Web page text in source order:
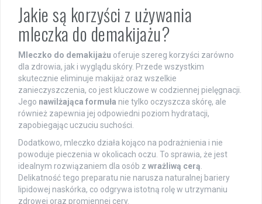
Jakie są korzyści z używania
mleczka do demakijażu?
Mleczko do demakijażu oferuje szereg korzyści zarówno
dla zdrowia, jak i wyglądu skóry. Przede wszystkim
skutecznie eliminuje makijaż oraz wszelkie
zanieczyszczenia, co jest kluczowe w codziennej pielęgnacji.
Jego nawilżająca formuła nie tylko oczyszcza skórę, ale
również zapewnia jej odpowiedni poziom hydratacji,
zapobiegając uczuciu suchości.
Dodatkowo, mleczko działa kojąco na podrażnienia i nie
powoduje pieczenia w okolicach oczu. To sprawia, że jest
idealnym rozwiązaniem dla osób z wrażliwą cerą
Delikatność tego preparatu nie narusza naturalnej bariery
lipidowej naskórka, co odgrywa istotną rolę w utrzymaniu
zdrowej oraz promiennej cery.